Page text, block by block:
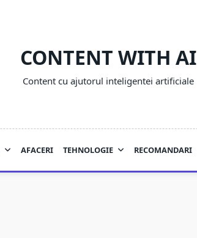
CONTENT WITH AI
Content cu ajutorul inteligentei artificiale
AFACERI TEHNOLOGIE RECOMANDARI